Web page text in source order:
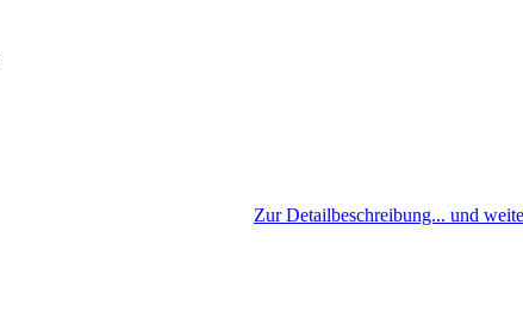
Zur Detailbeschreibung... und